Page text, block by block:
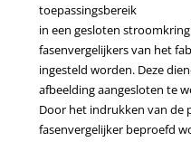
toepassingsbereik
in een gesloten
fasenvergelijkers van het
ingesteld worden. Deze
afbeelding aangesloten te
Door het indrukken van de
fasenvergelijker beproefd